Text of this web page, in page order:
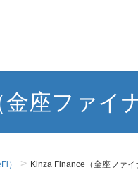
座ファイ
） Kinza Finance（金座ファイ